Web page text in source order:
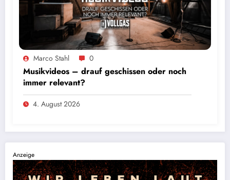
Marco Stahl 0
Musikvideos – drauf geschissen oder noch
immer relevant?
4. August 2026
Anzeige